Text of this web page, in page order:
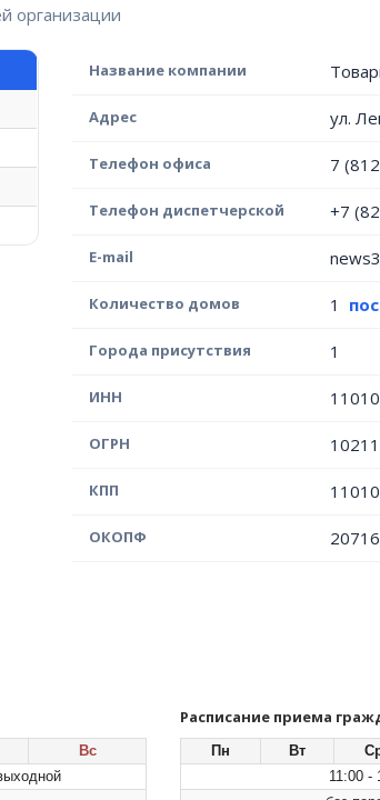
организации
Название компании
Адрес ул.
Телефон офиса 7
Телефон диспетчерской +7
E-mail
Количество домов 1
Города присутствия 1
ИНН
ОГРН
КПП
ОКОПФ 20716
Вс
Расписание приема
Пн Вт
11:00 -